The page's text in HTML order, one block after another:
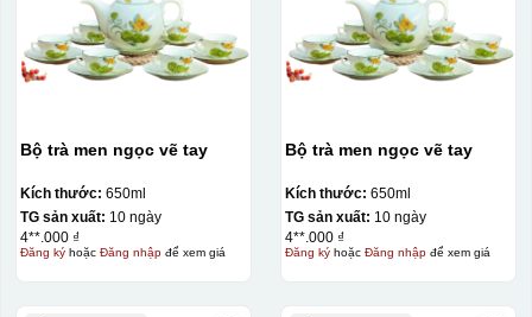
Bộ trà men ngọc vẽ tay
Kích thước: 650ml
TG sản xuất: 10 ngày
4**.000 ₫
Đăng kýhoặc Đăng nhậpđể xem giá
Bộ trà men ngọc vẽ tay
Kích thước: 650ml
TG sản xuất: 10 ngày
4**.000 ₫
Đăng kýhoặc Đăng nhậpđể xem giá